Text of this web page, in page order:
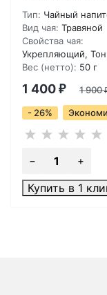
Тип: Чайный
Вид чая: Травяной
Свойства чая:
Укрепляющий,
Вес (нетто): 50 г
1 400 ₽ 1 900
- 26%
Купить в 1